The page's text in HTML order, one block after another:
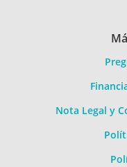
Nota Legal y